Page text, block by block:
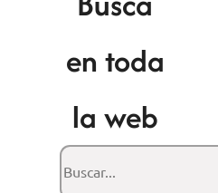
en toda
la web
Buscar